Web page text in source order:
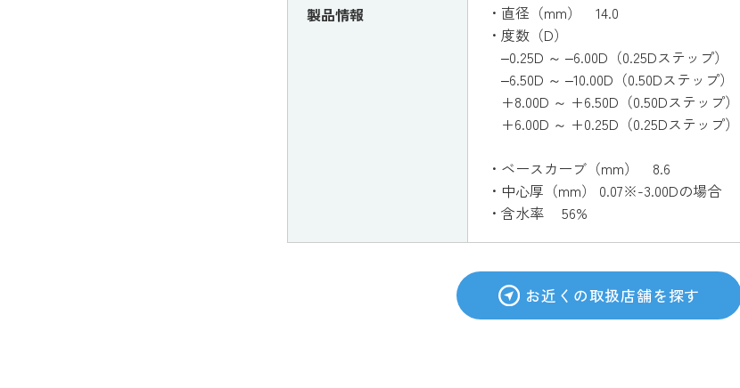
製品情報
・直径（mm） 14.0
・度数（D）
‒0.25D ～ ‒6.00D（0.25Dステップ）
‒6.50D ～ ‒10.00D（0.50Dステップ）
+8.00D ～ +6.50D（0.50Dステップ）
+6.00D ～ +0.25D（0.25Dステップ）
・ベースカーブ（mm） 8.6
・中心厚（mm） 0.07※-3.00Dの場合
・含水率 56%
お近くの取扱店舗を探す